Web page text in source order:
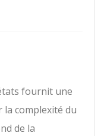
fournit une
complexité du
de la